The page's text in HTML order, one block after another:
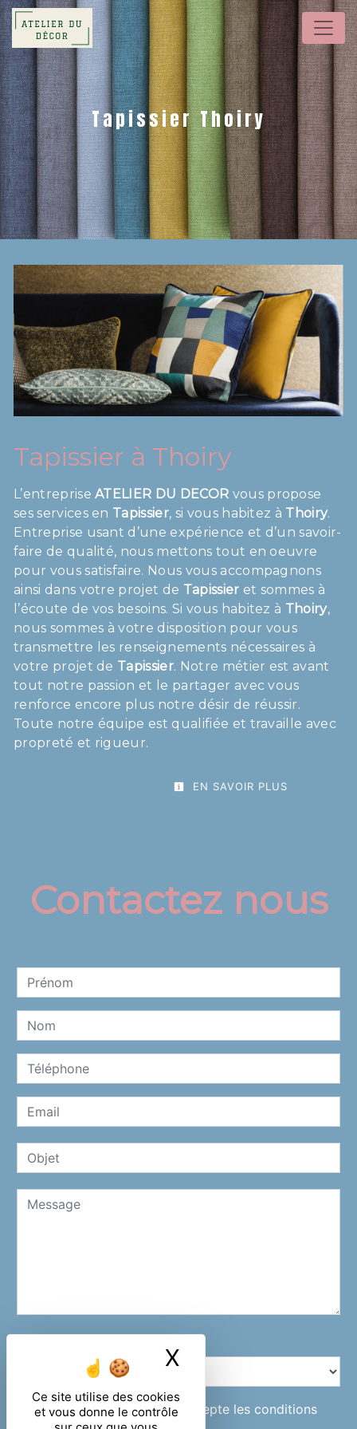
Panneau de gestion des cookies
Ce site utilise des cookies
et vous donne le contrôle
X Masquer le
Tapissier Thoiry
Tapissier à Thoiry
L’entrepriseATELIER DU DECOR vous propose
ses services en Tapissier, si vous habitez à Thoiry.
Entreprise usant d’une expérience et d’un savoir-
faire de qualité, nous mettons tout en oeuvre
pour vous satisfaire. Nous vous accompagnons
ainsi dans votre projet de Tapissier et sommes à
l’écoute de vos besoins. Si vous habitez à Thoiry,
nous sommes à votre disposition pour vous
transmettre les renseignements nécessaires à
votre projet de Tapissier. Notre métier est avant
tout notre passion et le partager avec vous
renforce encore plus notre désir de réussir.
Toute notre équipe est qualifiée et travaille avec
propreté et rigueur.
EN SAVOIR PLUS
Contactez nous
En cochant cette case, j'accepte les conditions